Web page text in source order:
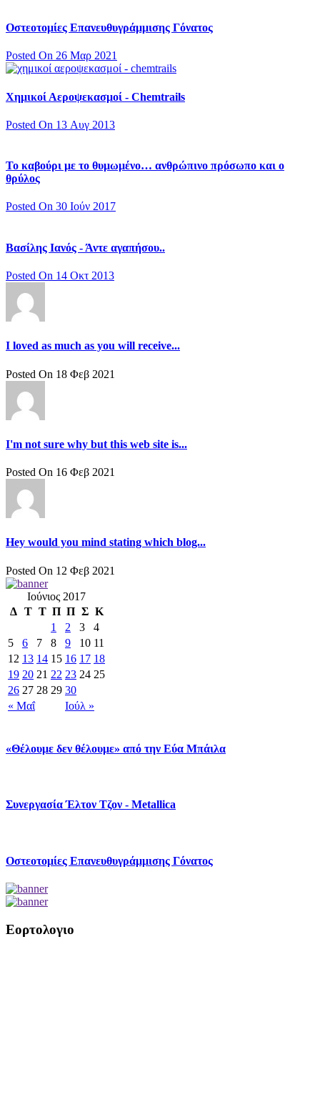
Οστεοτομίες Επανευθυγράμμισης Γόνατος
Posted On 26 Μαρ 2021
Χημικοί Αεροψεκασμοί - Chemtrails
Posted On 13 Αυγ 2013
Το καβούρι με το θυμωμένο… ανθρώπινο πρόσωπο και ο
θρύλος
Posted On 30 Ιούν 2017
Βασίλης Ιανός - Άντε αγαπήσου..
Posted On 14 Οκτ 2013
I loved as much as you will receive...
Posted On 18 Φεβ 2021
I'm not sure why but this web site is...
Posted On 16 Φεβ 2021
Hey would you mind stating which blog...
Posted On 12 Φεβ 2021
Ιούνιος 2017
Δ Τ Τ Π Π Σ Κ
« Μαΐ Ιούλ »
1 2 3
4
5
6 7 8 9 10 11
12 13 14 15 16 17 18
19 20 21 22 23 24 25
26 27 28 29 30
«Θέλουμε δεν θέλουμε» από την Εύα Μπάιλα
Συνεργασία Έλτον Τζον - Metallica
Οστεοτομίες Επανευθυγράμμισης Γόνατος
Εορτολογιο